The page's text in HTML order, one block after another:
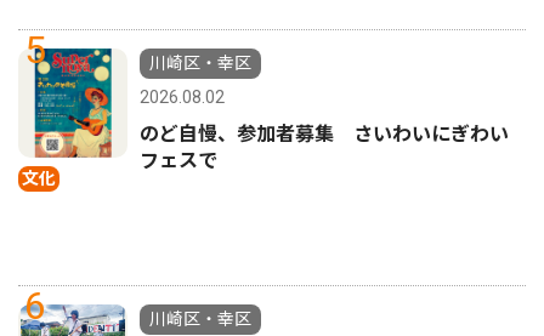
5
文化
川崎区・幸区
2026.08.02
のど自慢、参加者募集 さいわいにぎわい
フェスで
6
川崎区・幸区